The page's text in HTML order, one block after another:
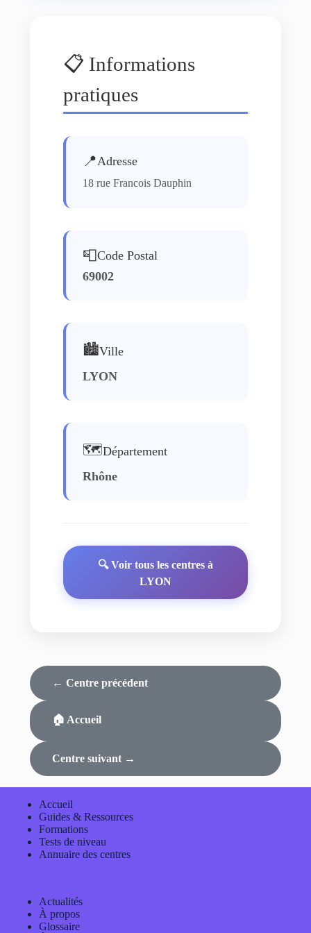
📋 Informations
pratiques
📍Adresse
18 rue Francois Dauphin
📮Code Postal
69002
🏙️Ville
LYON
🗺️Département
Rhône
🔍 Voir tous les centres à
LYON
← Centre précédent
🏠 Accueil
Centre suivant →
Accueil
Guides & Ressources
Formations
Tests de niveau
Annuaire des centres
Actualités
À propos
Glossaire